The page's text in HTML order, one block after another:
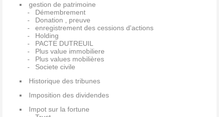
gestion de patrimoine
Démembrement
Donation , preuve
enregistrement des cessions d'actions
Holding
PACTE DUTREUIL
Plus value immobiliere
Plus values mobilières
Societe civile
Historique des tribunes
Imposition des dividendes
Impot sur la fortune